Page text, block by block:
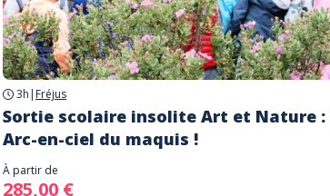
3h | Fréjus
Sortie scolaire insolite Art et Nature :
Arc-en-ciel du maquis !
À partir de
285,00 €